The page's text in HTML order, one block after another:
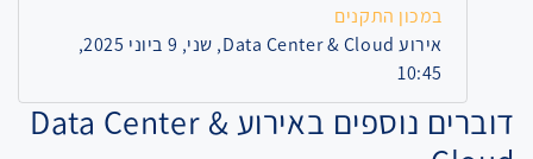
במכון התקנים
אירוע Data Center & Cloud, שני, 9 ביוני 2025,
10:45
דוברים נוספים באירוע Data Center &